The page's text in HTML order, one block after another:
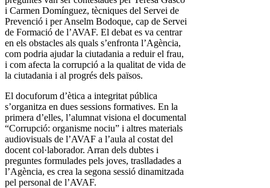
i Carmen Domínguez, tècniques del Servei de
Prevenció i per Anselm Bodoque, cap de Servei
de Formació de l’AVAF. El debat es va centrar
en els obstacles als quals s’enfronta l’Agència,
com podria ajudar la ciutadania a reduir el frau,
i com afecta la corrupció a la qualitat de vida de
la ciutadania i al progrés dels països.
El docuforum d’ètica a integritat pública
s’organitza en dues sessions formatives. En la
primera d’elles, l’alumnat visiona el documental
“Corrupció: organisme nociu” i altres materials
audiovisuals de l’AVAF a l’aula al costat del
docent col·laborador. Arran dels dubtes i
preguntes formulades pels joves, traslladades a
l’Agència, es crea la segona sessió dinamitzada
pel personal de l’AVAF.